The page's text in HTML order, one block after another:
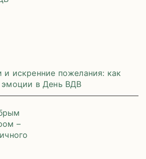
искренние пожелания: как
эмоции в День ВДВ